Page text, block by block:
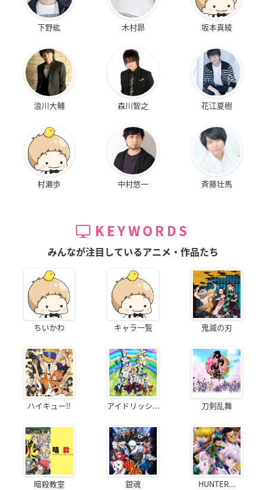
下野紘 木村昴 坂本真綾
浪川大輔 森川智之 花江夏樹
村瀬歩 中村悠一 斉藤壮馬
KEYWORDS
みんなが注目しているアニメ・作品たち
ちいかわ キャラ一覧 鬼滅の刃
ハイキュー!! アイドリッシ... 刀剣乱舞
暗殺教室 銀魂 HUNTER...